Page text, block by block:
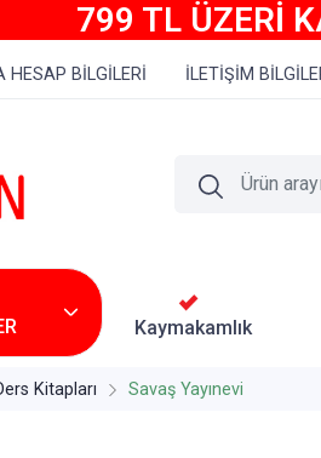
799 TL ÜZERİ
HESAP BİLGİLERİ İLETİŞİM
Kaymakamlık
Kitapları Savaş Yayınevi